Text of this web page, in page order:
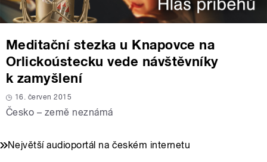
Meditační stezka u Knapovce na
Orlickoústecku vede návštěvníky
k zamyšlení
16. červen 2015
Česko – země neznámá
Největší audioportál na českém internetu